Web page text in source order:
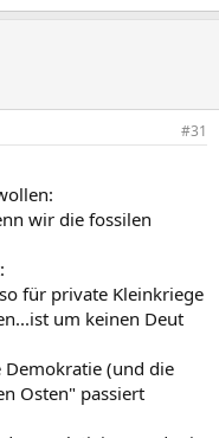
#31
wir die fossilen
für private Kleinkriege
um keinen Deut
Demokratie (und die
Osten" passiert